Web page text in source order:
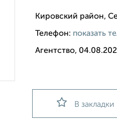
Кировский район,
Телефон: показать
Агентство,
В закладки